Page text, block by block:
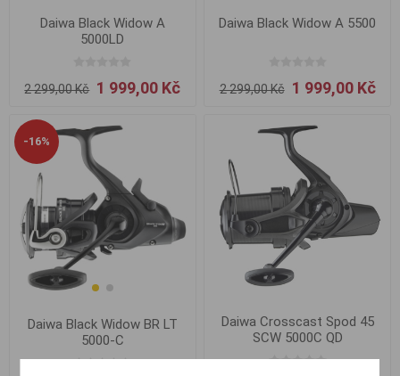
Daiwa Black Widow A
5000LD
2 299,00 Kč 1 999,00 Kč
Daiwa Black Widow A 5500
2 299,00 Kč 1 999,00 Kč
-16%
Daiwa Black Widow BR LT
5000-C
Daiwa Crosscast Spod 45
SCW 5000C QD